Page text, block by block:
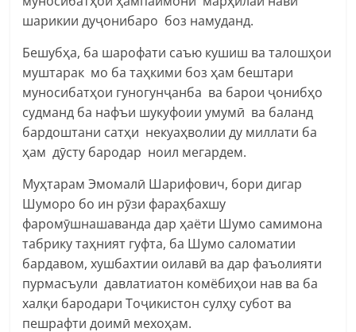
шарикии дуҷонибаро боз намуданд.
Бешубҳа, ба шарофати саъю кушиш ва талошҳои
муштарак мо ба таҳкими боз ҳам бештари
муносибатҳои гуногунҷанба ва барои ҷонибҳо
судманд ба нафъи шукуфоии умумӣ ва баланд
бардоштани сатҳи некуаҳволии ду миллати ба
ҳам дӯсту бародар ноил мегардем.
Муҳтарам Эмомалӣ Шарифович, бори дигар
Шуморо бо ин рӯзи фараҳбахшу
фаромӯшнашаванда дар ҳаёти Шумо самимона
табрику таҳният гуфта, ба Шумо саломатии
бардавом, хушбахтии оилавӣ ва дар фаъолияти
пурмасъули давлатиатон комёбиҳои нав ва ба
халқи бародари Тоҷикистон сулҳу субот ва
пешрафти доимӣ мехоҳам.